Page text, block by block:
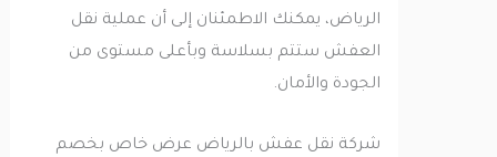
الرياض، يمكنك الاطمئنان إلى أن عملية نقل
العفش ستتم بسلاسة وبأعلى مستوى من
الجودة والأمان.
شركة نقل عفش بالرياض عرض خاص بخصم